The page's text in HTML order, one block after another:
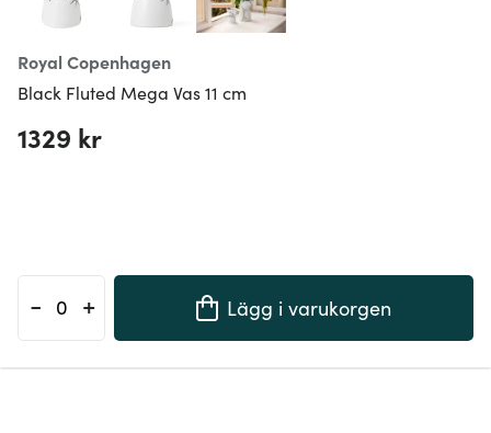
Royal Copenhagen
Black Fluted Mega Vas 11 cm
1329 kr
- + Lägg i varukorgen